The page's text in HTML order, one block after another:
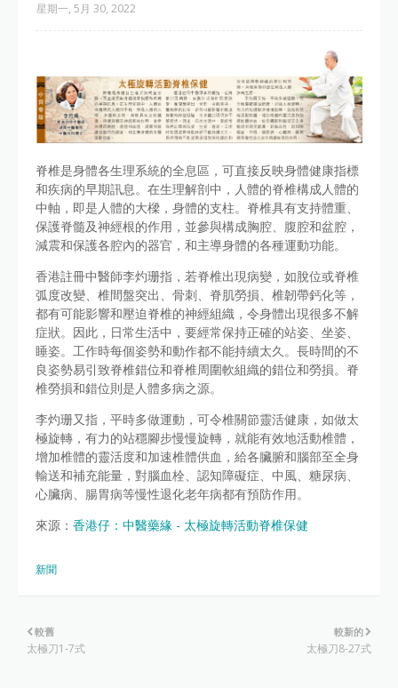
星期一, 5月 30, 2022
脊椎是身體各生理系統的全息區，可直接反映身體健康指標
和疾病的早期訊息。在生理解剖中，人體的脊椎構成人體的
中軸，即是人體的大樑，身體的支柱。脊椎具有支持體重、
保護脊髓及神經根的作用，並參與構成胸腔、腹腔和盆腔，
減震和保護各腔內的器官，和主導身體的各種運動功能。
香港註冊中醫師李灼珊指，若脊椎出現病變，如脫位或脊椎
弧度改變、椎間盤突出、骨刺、脊肌勞損、椎韌帶鈣化等，
都有可能影響和壓迫脊椎的神經組織，令身體出現很多不解
症狀。因此，日常生活中，要經常保持正確的站姿、坐姿、
睡姿。工作時每個姿勢和動作都不能持續太久。長時間的不
良姿勢易引致脊椎錯位和脊椎周圍軟組織的錯位和勞損。脊
椎勞損和錯位則是人體多病之源。
李灼珊又指，平時多做運動，可令椎關節靈活健康，如做太
極旋轉，有力的站穩腳步慢慢旋轉，就能有效地活動椎體，
增加椎體的靈活度和加速椎體供血，給各臟腑和腦部至全身
輸送和補充能量，對腦血栓、認知障礙症、中風、糖尿病、
心臟病、腸胃病等慢性退化老年病都有預防作用。
來源： 香港仔：中醫藥緣 - 太極旋轉活動脊椎保健
新聞
較新的
太極刀8-27式
較舊
太極刀1-7式